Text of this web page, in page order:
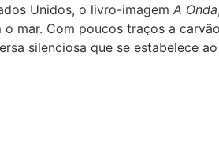
Unidos, o livro-imagem A Onda
mar. Com poucos traços a
silenciosa que se estabelece